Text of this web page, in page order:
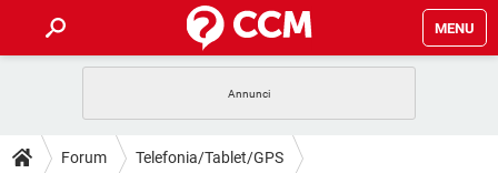
MENU
INTRATTENIMENTO ANDROID
GUIDE
Forum Telefonia/Tablet/GPS